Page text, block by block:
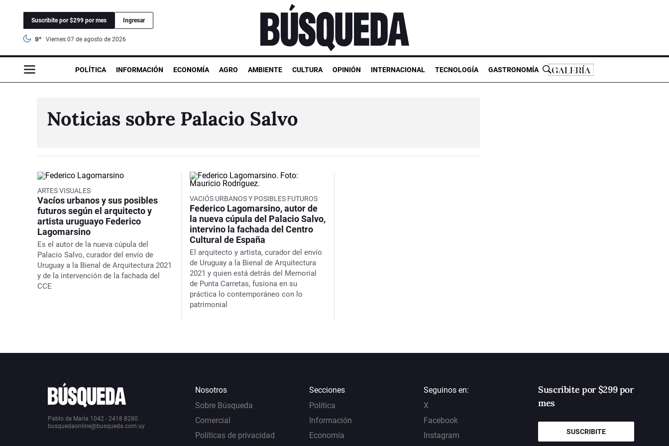
Suscribite por $299 por mes Ingresar
9° viernes 07 de agosto de 2026
POLÍTICA INFORMACIÓN ECONOMÍA AGRO AMBIENTE CULTURA OPINIÓN INTERNACIONAL TECNOLOGÍA GASTRONOMÍA
Noticias sobre Palacio Salvo
ARTES VISUALES
Vacíos urbanos y sus posibles
futuros según el arquitecto y
artista uruguayo Federico
Lagomarsino
Es el autor de la nueva cúpula del
Palacio Salvo, curador del envío de
Uruguay a la Bienal de Arquitectura 2021
y de la intervención de la fachada del
CCE
VACIÓS URBANOS Y POSIBLES FUTUROS
Federico Lagomarsino, autor de
la nueva cúpula del Palacio Salvo,
intervino la fachada del Centro
Cultural de España
El arquitecto y artista, curador del envío
de Uruguay a la Bienal de Arquitectura
2021 y quien está detrás del Memorial
de Punta Carretas, fusiona en su
práctica lo contemporáneo con lo
patrimonial
Pablo de María 1042 - 2418 8280
busquedaonline@busqueda.com.uy
Nosotros
Sobre Búsqueda
Comercial
Políticas de privacidad
Secciones
Política
Información
Economía
Seguinos en:
X
Facebook
Instagram
Suscribite por $299 por
mes
SUSCRIBITE